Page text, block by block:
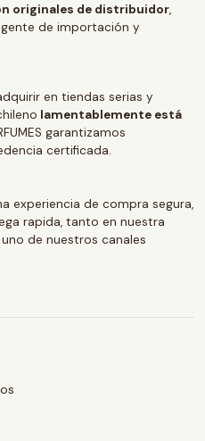
originales de distribuidor,
de importación y
en tiendas serias y
lamentablemente está
garantizamos
certificada.
experiencia de compra segura,
rapida, tanto en nuestra
de nuestros canales